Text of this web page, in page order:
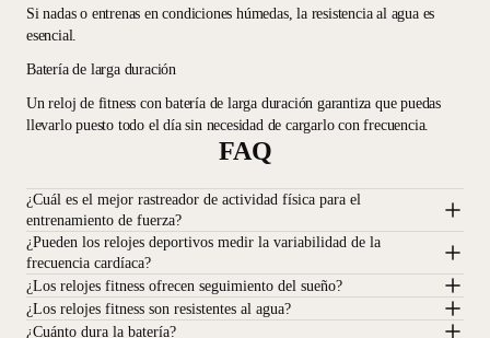
Si nadas o entrenas en condiciones húmedas, la resistencia al agua es
esencial.
Batería de larga duración
Un reloj de fitness con batería de larga duración garantiza que puedas
llevarlo puesto todo el día sin necesidad de cargarlo con frecuencia.
FAQ
¿Cuál es el mejor rastreador de actividad física para el
entrenamiento de fuerza?
¿Pueden los relojes deportivos medir la variabilidad de la
frecuencia cardíaca?
¿Los relojes fitness ofrecen seguimiento del sueño?
¿Los relojes fitness son resistentes al agua?
¿Cuánto dura la batería?